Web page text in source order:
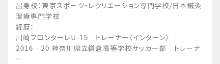
出身校：東京スポーツ・レクリエーション専門学校/日本鍼灸
理療専門学校
経歴：
川崎フロンターレU-15 トレーナー〈インターン〉
2016‐20 神奈川県立鎌倉高等学校サッカー部 トレーナ
ー